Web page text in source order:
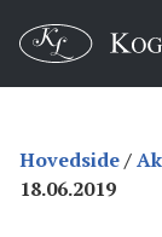
Hovedside/
18.06.2019